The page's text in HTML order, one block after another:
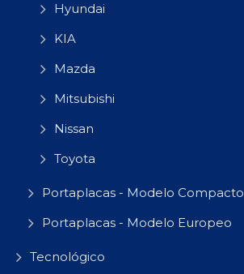
Hyundai
KIA
Mazda
Mitsubishi
Nissan
Toyota
Portaplacas - Modelo Compacto
Portaplacas - Modelo Europeo
Tecnológico